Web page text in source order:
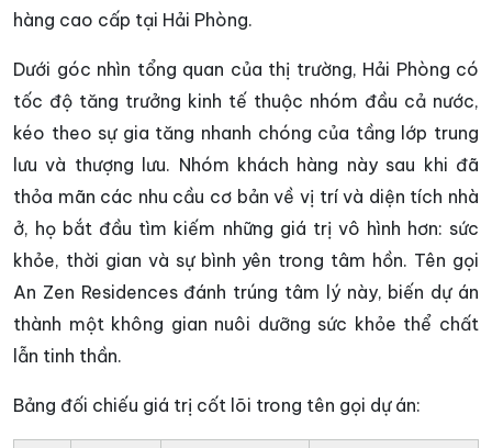
hàng cao cấp tại Hải Phòng.
Dưới góc nhìn tổng quan của thị trường, Hải Phòng có
tốc độ tăng trưởng kinh tế thuộc nhóm đầu cả nước,
kéo theo sự gia tăng nhanh chóng của tầng lớp trung
lưu và thượng lưu. Nhóm khách hàng này sau khi đã
thỏa mãn các nhu cầu cơ bản về vị trí và diện tích nhà
ở, họ bắt đầu tìm kiếm những giá trị vô hình hơn: sức
khỏe, thời gian và sự bình yên trong tâm hồn. Tên gọi
An Zen Residences đánh trúng tâm lý này, biến dự án
thành một không gian nuôi dưỡng sức khỏe thể chất
lẫn tinh thần.
Bảng đối chiếu giá trị cốt lõi trong tên gọi dự án: